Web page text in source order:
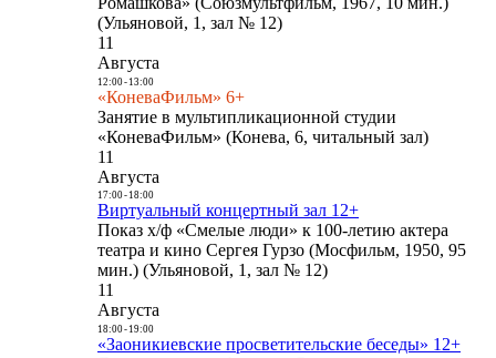
(Ульяновой, 1, зал № 12)
11
Августа
12:00- 13:00
«КоневаФильм» 6+
Занятие в мультипликационной студии
«КоневаФильм» (Конева, 6, читальный зал)
11
Августа
17:00- 18:00
Виртуальный концертный зал 12+
Показ х/ф «Смелые люди» к 100-летию актера
театра и кино Сергея Гурзо (Мосфильм, 1950, 95
мин.) (Ульяновой, 1, зал № 12)
11
Августа
18:00- 19:00
«Заоникиевские просветительские беседы» 12+